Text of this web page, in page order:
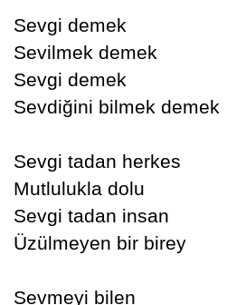
Sevgi demek
Sevilmek demek
Sevgi demek
Sevdiğini bilmek demek
Sevgi tadan herkes
Mutlulukla dolu
Sevgi tadan insan
Üzülmeyen bir birey
Sevmeyi bilen